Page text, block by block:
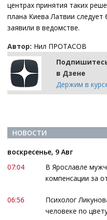
центрах принятия таких
плана Киева Латвии
заявили в ведомстве.
Автор: Нил ПРОТАСОВ
в Дзене
Держим в
НОВОСТИ
воскресенье, 9 Авг
07:04
В Ярославле
компенсации за
06:56
Психолог
человеке по